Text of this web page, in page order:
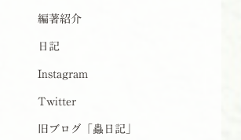
編著紹介
日記
Instagram
Twitter
旧ブログ「蟲日記」